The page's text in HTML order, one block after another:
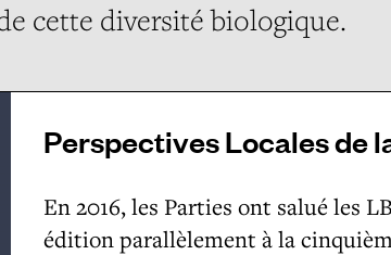
cette diversité biologique.
Perspectives Locales de
En 2016, les Parties ont salué les
édition parallèlement à la